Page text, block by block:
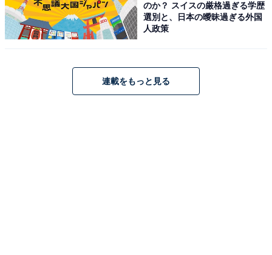
のか？ スイスの厳格過ぎる学歴
選別と、日本の曖昧過ぎる外国
人政策
連載をもっと見る